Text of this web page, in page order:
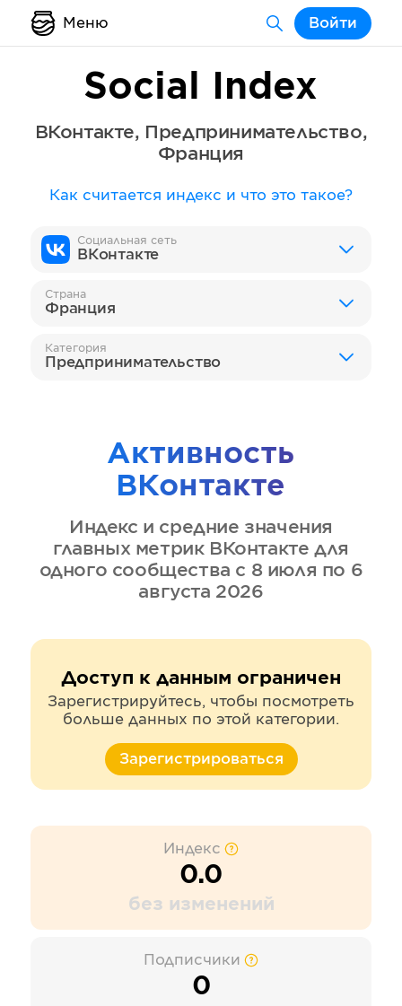
Меню Войти
Social Index
ВКонтакте, Предпринимательство,
Франция
Как считается индекс и что это такое?
Социальная сеть
ВКонтакте
Страна
Франция
Категория
Предпринимательство
Активность
ВКонтакте
Индекс и средние значения
главных метрик ВКонтакте для
одного сообщества с 8 июля по 6
августа 2026
Доступ к данным ограничен
Зарегистрируйтесь, чтобы посмотреть
больше данных по этой категории.
Зарегистрироваться
Индекс
0.0
без изменений
Подписчики
0